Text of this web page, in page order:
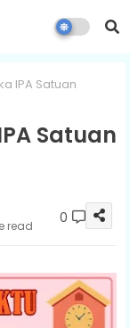
IPA Satuan
Satuan
read 0